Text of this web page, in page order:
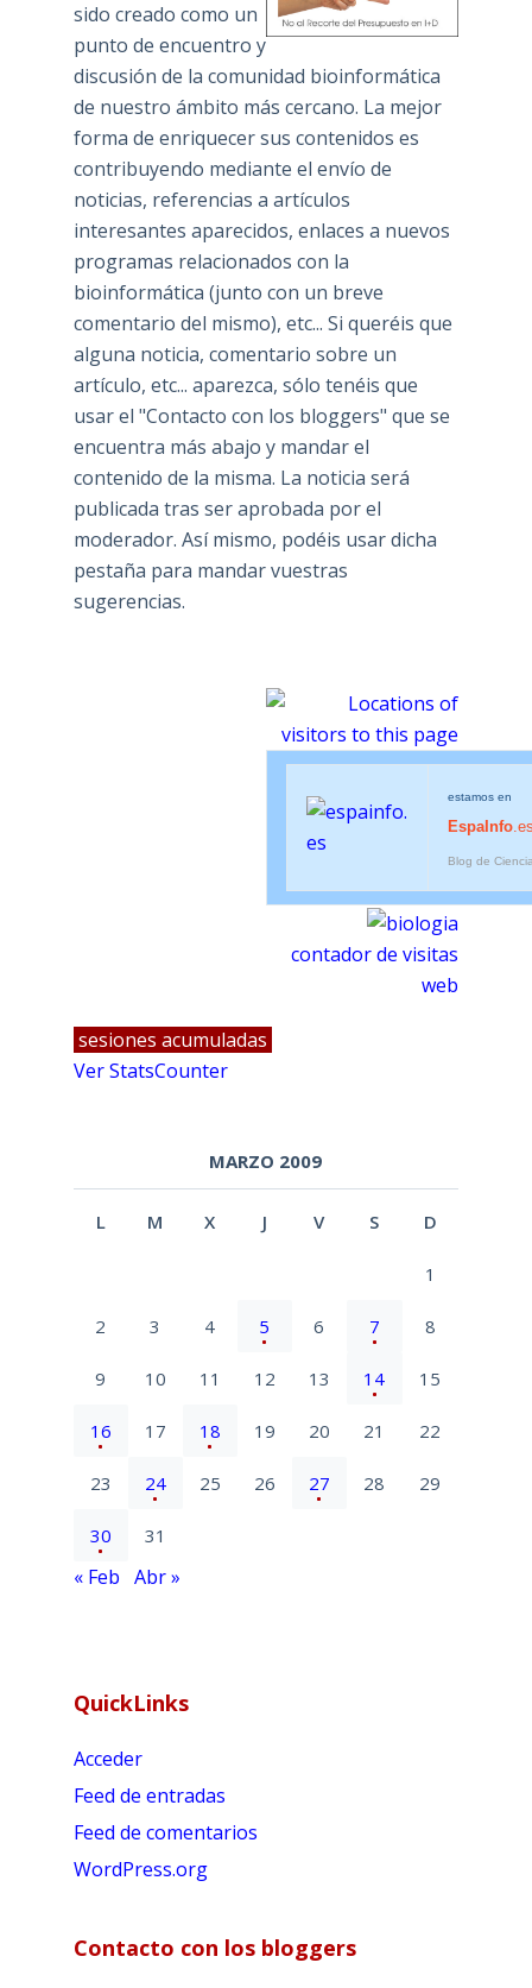
sido creado como un
punto de encuentro y
discusión de la comunidad bioinformática
de nuestro ámbito más cercano. La mejor
forma de enriquecer sus contenidos es
contribuyendo mediante el envío de
noticias, referencias a artículos
interesantes aparecidos, enlaces a nuevos
programas relacionados con la
bioinformática (junto con un breve
comentario del mismo), etc... Si queréis que
alguna noticia, comentario sobre un
artículo, etc... aparezca, sólo tenéis que
usar el "Contacto con los bloggers" que se
encuentra más abajo y mandar el
contenido de la misma. La noticia será
publicada tras ser aprobada por el
moderador. Así mismo, podéis usar dicha
pestaña para mandar vuestras
sugerencias.
estamos en
EspaInfo
Blog de
contador de visitas
web
sesiones acumuladas
Ver StatsCounter
MARZO 2009
L M X J V S D
1
2 3 4 5 6 7 8
9 10 11 12 13 14 15
16 17 18 19 20 21 22
23 24 25 26 27 28 29
30 31
« Feb Abr »
QuickLinks
Acceder
Feed de entradas
Feed de comentarios
WordPress.org
Contacto con los bloggers